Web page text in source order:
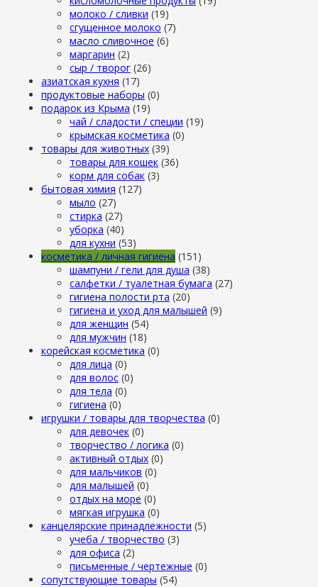
молоко / сливки (19)
сгущенное молоко (7)
масло сливочное (6)
маргарин (2)
сыр / творог (26)
азиатская кухня (17)
продуктовые наборы (0)
подарок из Крыма (19)
чай / сладости / специи (19)
крымская косметика (0)
товары для животных (39)
товары для кошек (36)
корм для собак (3)
бытовая химия (127)
мыло (27)
стирка (27)
уборка (40)
для кухни (53)
косметика / личная гигиена (151)
шампуни / гели для душа (38)
салфетки / туалетная бумага (27)
гигиена полости рта (20)
гигиена и уход для малышей (9)
для женщин (54)
для мужчин (18)
корейская косметика (0)
для лица (0)
для волос (0)
для тела (0)
гигиена (0)
игрушки / товары для творчества (0)
для девочек (0)
творчество / логика (0)
активный отдых (0)
для мальчиков (0)
для малышей (0)
отдых на море (0)
мягкая игрушка (0)
канцелярские принадлежности (5)
учеба / творчество (3)
для офиса (2)
письменные / чертежные (0)
сопутствующие товары (54)